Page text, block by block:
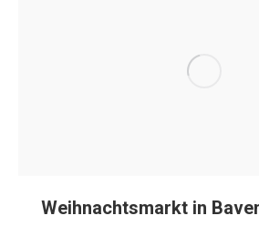
Weihnachtsmarkt in